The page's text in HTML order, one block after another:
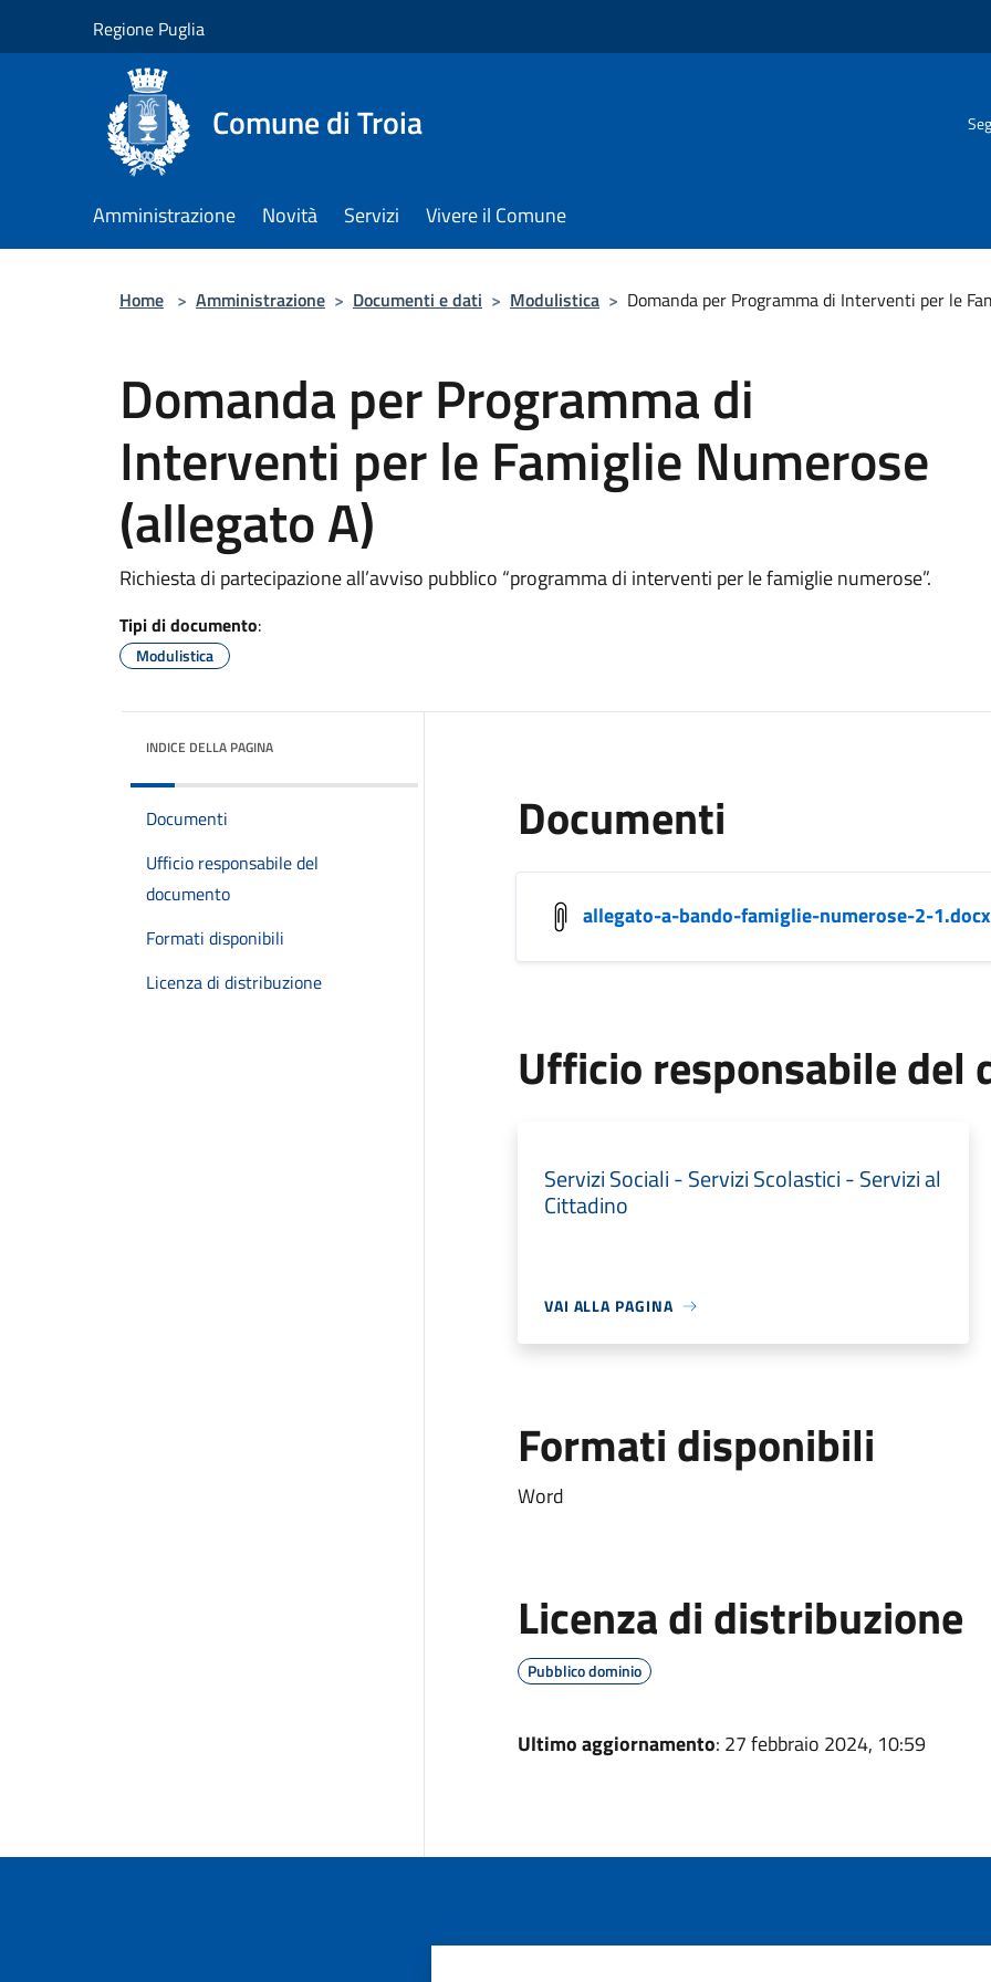
Regione Puglia
Comune di Troia
Amministrazione Novità Servizi Vivere il Comune
Home > Amministrazione > Documenti e dati > Modulistica > Domanda per Programma di Interventi per le
Domanda per Programma di
Interventi per le Famiglie Numerose
(allegato A)
Richiesta di partecipazione all’avviso pubblico “programma di interventi per le famiglie numerose”.
Tipi di documento:
Modulistica
INDICE DELLA PAGINA
Documenti
Ufficio responsabile del
documento
Formati disponibili
Licenza di distribuzione
Documenti
allegato-a-bando-famiglie-numerose-2-1.docx
Ufficio responsabile del
Servizi Sociali - Servizi Scolastici - Servizi al
Cittadino
VAI ALLA PAGINA
Formati disponibili
Word
Licenza di distribuzione
Pubblico dominio
Ultimo aggiornamento: 27 febbraio 2024, 10:59